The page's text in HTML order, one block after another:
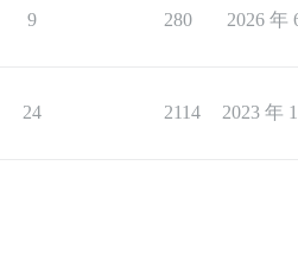
9 280 2026 年
24 2114 2023 年